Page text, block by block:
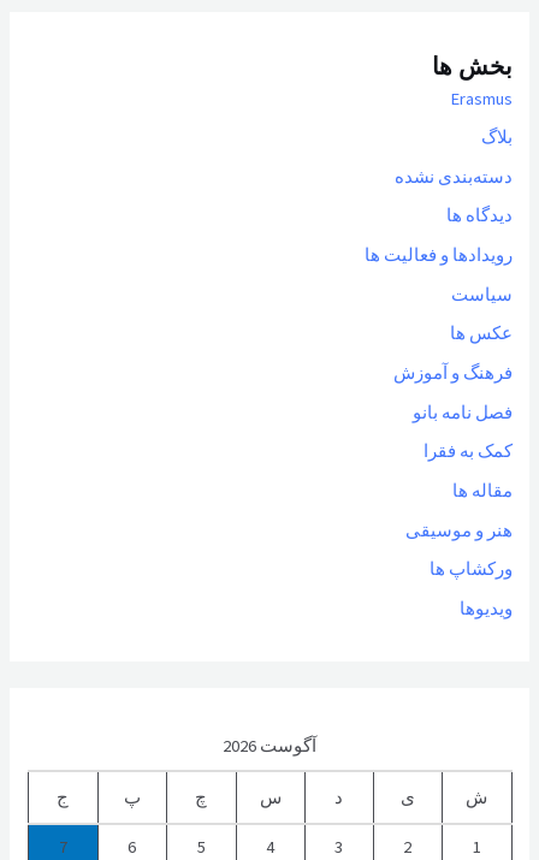
بخش ها
Erasmus
بلاگ
دسته‌بندی نشده
دیدگاه ها
رویدادها و فعالیت ها
سیاست
عکس ها
فرهنگ و آموزش
فصل نامه بانو
کمک به فقرا
مقاله ها
هنر و موسیقی
ورکشاپ ها
ویدیوها
آگوست 2026
ش ی د س چ پ ج
1
2
3
4
5
6
7